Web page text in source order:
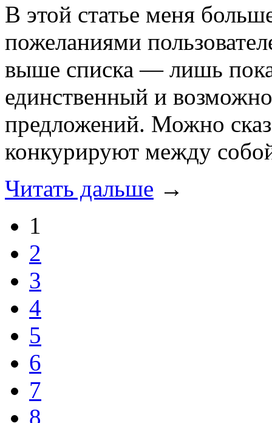
В этой статье меня
пожеланиями
выше списка — лишь
единственный и
предложений. Можно
конкурируют между
Читать дальше →
1
2
3
4
5
6
7
8